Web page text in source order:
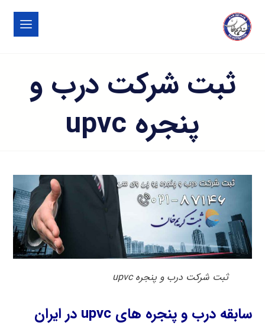
ثبت شرکت درب و
پنجره upvc
ثبت شرکت درب و پنجره upvc
سابقه درب و پنجره های upvc در ایران